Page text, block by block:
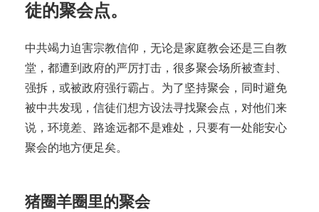
徒的聚会点。
中共竭力迫害宗教信仰，无论是家庭教会还是三自教
堂，都遭到政府的严厉打击，很多聚会场所被查封、
强拆，或被政府强行霸占。为了坚持聚会，同时避免
被中共发现，信徒们想方设法寻找聚会点，对他们来
说，环境差、路途远都不是难处，只要有一处能安心
聚会的地方便足矣。
猪圈羊圈里的聚会